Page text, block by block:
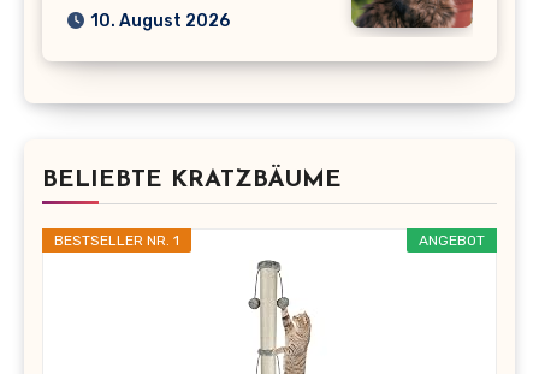
10. August 2026
BELIEBTE KRATZBÄUME
ANGEBOT
BESTSELLER NR. 1